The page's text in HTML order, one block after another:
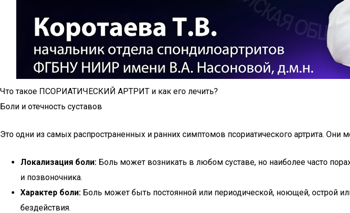
Что такое ПСОРИАТИЧЕСКИЙ АРТРИТ и как его лечить?
Боли и отечность суставов
Это одни из самых распространенных и ранних симптомов псориатического артрита. Они
Локализация боли: Боль может возникать в любом суставе, но наиболее часто
и позвоночника.
Характер боли: Боль может быть постоянной или периодической, ноющей, острой
бездействия.